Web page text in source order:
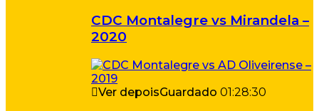
CDC Montalegre vs Mirandela –
2020
Ver depoisGuardado 01:28:30